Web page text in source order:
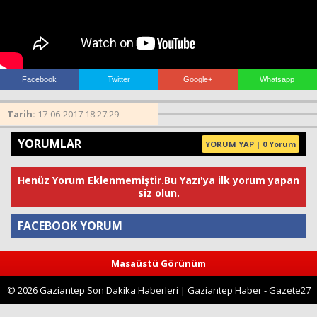
Facebook Twitter Google+ Whatsapp
Tarih: 17-06-2017 18:27:29
YORUMLAR YORUM YAP | 0 Yorum
Henüz Yorum Eklenmemiştir.Bu Yazı'ya ilk yorum yapan
siz olun.
FACEBOOK YORUM
Yorum
Masaüstü Görünüm
© 2026 Gaziantep Son Dakika Haberleri | Gaziantep Haber - Gazete27